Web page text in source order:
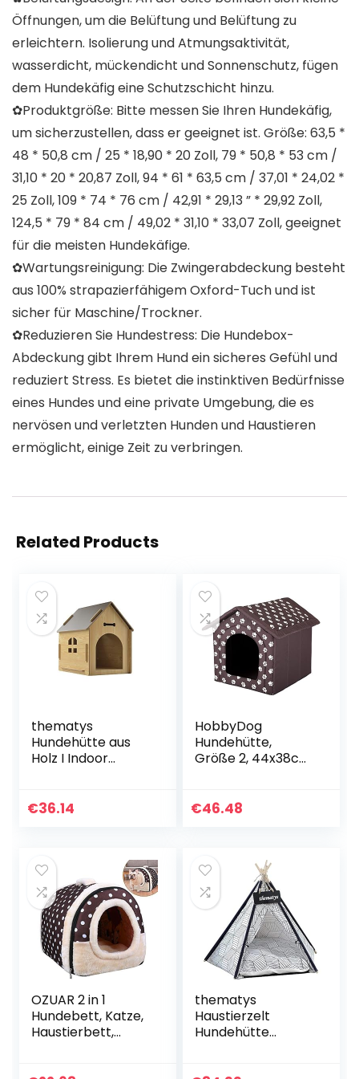
Öffnungen, um die Belüftung und Belüftung zu
erleichtern. Isolierung und Atmungsaktivität,
wasserdicht, mückendicht und Sonnenschutz, fügen
dem Hundekäfig eine Schutzschicht hinzu.
✿Produktgröße: Bitte messen Sie Ihren Hundekäfig,
um sicherzustellen, dass er geeignet ist. Größe: 63,5 *
48 * 50,8 cm / 25 * 18,90 * 20 Zoll, 79 * 50,8 * 53 cm /
31,10 * 20 * 20,87 Zoll, 94 * 61 * 63,5 cm / 37,01 * 24,02 *
25 Zoll, 109 * 74 * 76 cm / 42,91 * 29,13 ” * 29,92 Zoll,
124,5 * 79 * 84 cm / 49,02 * 31,10 * 33,07 Zoll, geeignet
für die meisten Hundekäfige.
✿Wartungsreinigung: Die Zwingerabdeckung besteht
aus 100% strapazierfähigem Oxford-Tuch und ist
sicher für Maschine/Trockner.
✿Reduzieren Sie Hundestress: Die Hundebox-
Abdeckung gibt Ihrem Hund ein sicheres Gefühl und
reduziert Stress. Es bietet die instinktiven Bedürfnisse
eines Hundes und eine private Umgebung, die es
nervösen und verletzten Hunden und Haustieren
ermöglicht, einige Zeit zu verbringen.
Related Products
thematys
Hundehütte aus
Holz I Indoor
Haustiere
3)
€36.14
HobbyDog
Hundehütte,
Größe 2, 44x38cm,
waschbar bei 30 °
€46.48
OZUAR 2 in 1
Hundebett, Katze,
Haustierbett,
thematys
Haustierzelt
Hundehütte